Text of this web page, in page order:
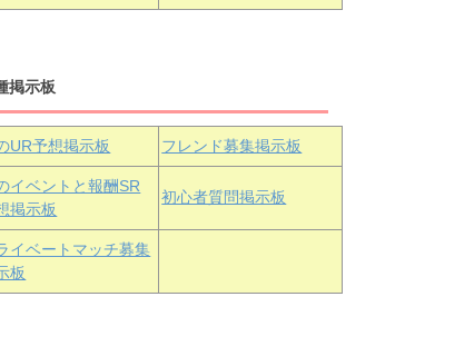
黒澤ダイヤ
近江彼方
エマ・ヴェ
掲示板
UR予想掲示板 フレンド募集掲示板
イベントと報酬SR
掲示板
初心者質問掲示板
イベートマッチ募集
板